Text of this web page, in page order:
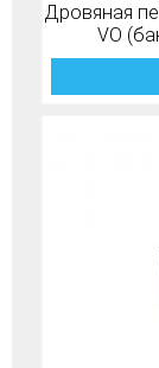
Дровяная
VO